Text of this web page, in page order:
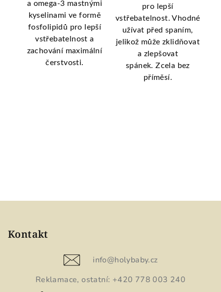
a omega-3 mastnými
kyselinami ve formě
fosfolipidů pro lepší
vstřebatelnost a
zachování maximální
čerstvosti.
pro lepší
vstřebatelnost. Vhodné
užívat před spaním,
jelikož může zklidňovat
a zlepšovat
spánek. Zcela bez
příměsí.
Kontakt
info@holybaby.cz
Reklamace, ostatní: +420 778 003 240